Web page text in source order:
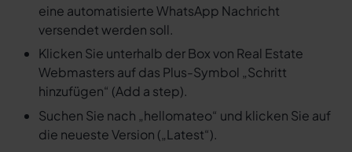
eine automatisierte WhatsApp Nachricht
versendet werden soll.
Klicken Sie unterhalb der Box von Real Estate
Webmasters auf das Plus-Symbol „Schritt
hinzufügen“ (Add a step).
Suchen Sie nach „hellomateo“ und klicken Sie auf
die neueste Version („Latest“).